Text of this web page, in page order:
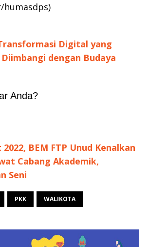
humasdps)
Digital yang
dengan Budaya
Anda?
2022, BEM FTP Unud Kenalkan
Cabang Akademik,
Seni
PKK WALIKOTA